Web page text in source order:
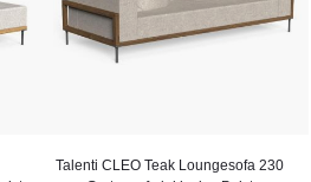
Talenti CLEO Teak Loungesofa 230